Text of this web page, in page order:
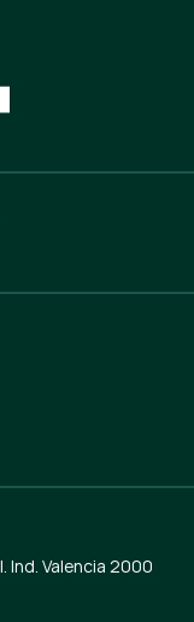
Ind. Valencia 2000